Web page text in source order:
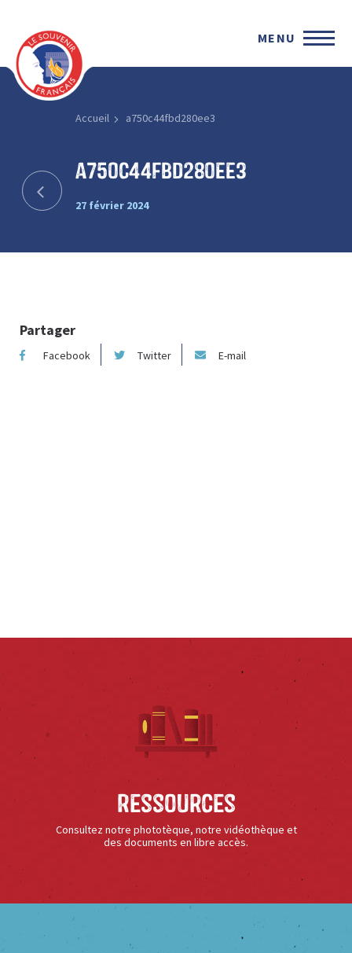
MENU
Accueil a750c44fbd280ee3
a750c44fbd280ee3
27 février 2024
Partager
Facebook Twitter E-mail
Ressources
Consultez notre phototèque, notre vidéothèque et
des documents en libre accès.